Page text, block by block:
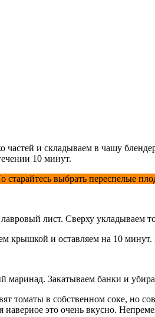
частей и складываем в чашу
10 минут.
выбрать переспелые
лист. Сверху укладываем
и оставляем на 10 минут.
маринад. Закатываем банки и
томаты в собственном соке, но
это очень вкусно.